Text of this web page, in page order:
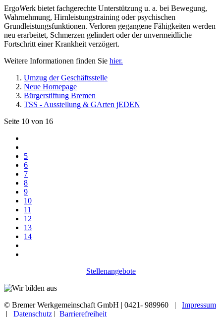
ErgoWerk bietet fachgerechte Unterstützung u. a. bei Bewegung,
Wahrnehmung, Hirnleistungstraining oder psychischen
Grundleistungsfunktionen. Verloren gegangene Fähigkeiten werden
neu erarbeitet, Schmerzen gelindert oder der unvermeidliche
Fortschritt einer Krankheit verzögert.
Weitere Informationen finden Sie hier.
Umzug der Geschäftsstelle
Neue Homepage
Bürgerstiftung Bremen
TSS - Ausstellung & GArten jEDEN
Seite 10 von 16
5
6
7
8
9
10
11
12
13
14
Stellenangebote
© Bremer Werkgemeinschaft GmbH | 0421- 989960 | Impressum
| Datenschutz | Barrierefreiheit